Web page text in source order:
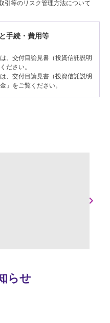
引等のリスク管理方法について
手続・費用等
、交付目論見書（投資信託説明
ださい。
、交付目論見書（投資信託説明
」をご覧ください。
Next
らせ